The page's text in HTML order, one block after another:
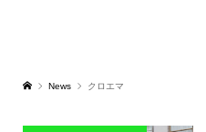
News クロエマ